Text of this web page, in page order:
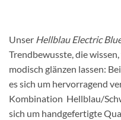
Unser Hellblau Electric
Trendbewusste, die
modisch glänzen lassen:
es sich um hervorragend
Kombination Hellblau/
sich um handgefertigte